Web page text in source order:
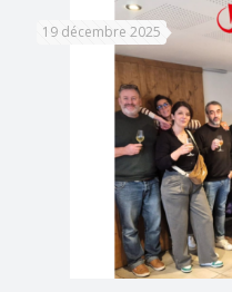
19 décembre 2025